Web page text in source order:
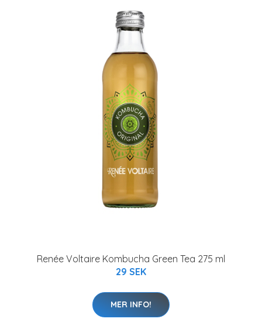
Renée Voltaire Kombucha Green Tea 275 ml
29 SEK
MER INFO!